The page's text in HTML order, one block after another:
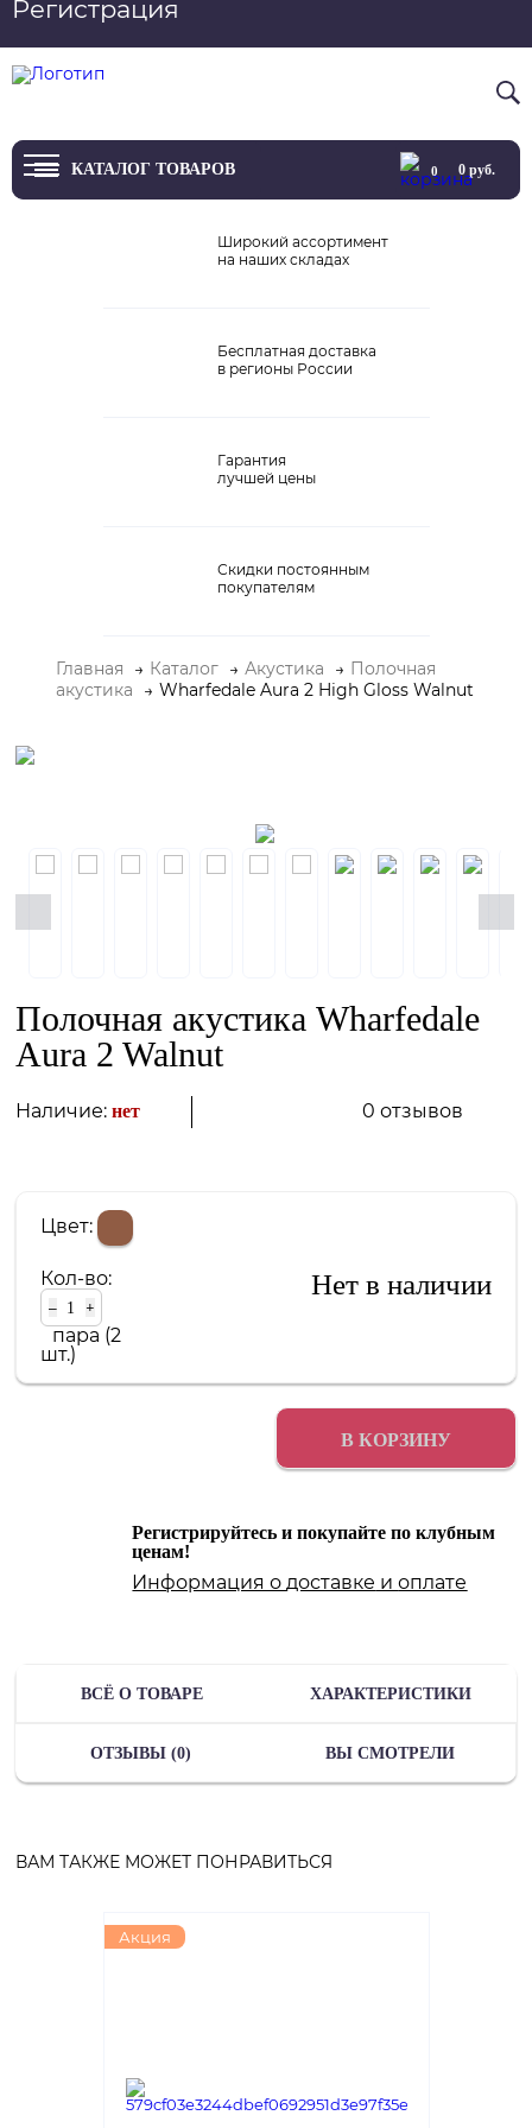
Регистрация
Вход
КАТАЛОГ ТОВАРОВ
Виниловые проигрыватели
Домашние кинотеатры
Портативный Hi-Fi
0 0руб.
Широкий ассортимент
на наших складах
Бесплатная доставка
в регионы России
Гарантия
лучшей цены
Скидки постоянным
покупателям
Главная Каталог Акустика
Полочная
акустика
Wharfedale Aura 2 High Gloss Walnut
Полочная акустика Wharfedale
Aura 2 Walnut
Наличие:нет 0 отзывов
Цвет:
Кол-во:
– +
пара (2
шт.)
Нет в наличии
В КОРЗИНУ
Регистрируйтесь и покупайте по клубным
ценам!
Информация одоставке иоплате
ВСЁ О ТОВАРЕ ХАРАКТЕРИСТИКИ
ОТЗЫВЫ (0) ВЫ СМОТРЕЛИ
ВАМ ТАКЖЕ МОЖЕТ ПОНРАВИТЬСЯ
Акция